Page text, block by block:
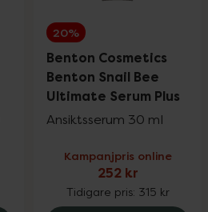
20%
Benton Cosmetics
Benton Snail Bee
Ultimate Serum Plus
Ansiktsserum 30 ml
Kampanjpris online
252 kr
Tidigare pris: 315 kr